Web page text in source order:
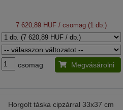
7 620,89 HUF/ csomag (1 db.)
csomag Megvásárolni
Horgolt táska cipzárral 33x37 cm